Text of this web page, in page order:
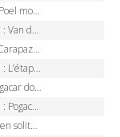
des cinq sacres
Champs-Elysées ?
perd le podium
à Pogacar ?
Pantani pulvérisé
d’Huez ?
du maillot à pois